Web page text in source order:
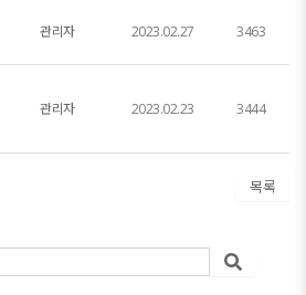
관리자 2023.02.27 3463
관리자 2023.02.23 3444
목록